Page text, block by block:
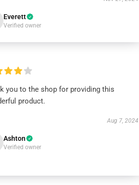
Everett
Verified owner
you to the shop for providing this
product.
Aug 7, 2024
Ashton
Verified owner